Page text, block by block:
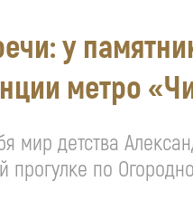
у
метро
мир детства
прогулке по